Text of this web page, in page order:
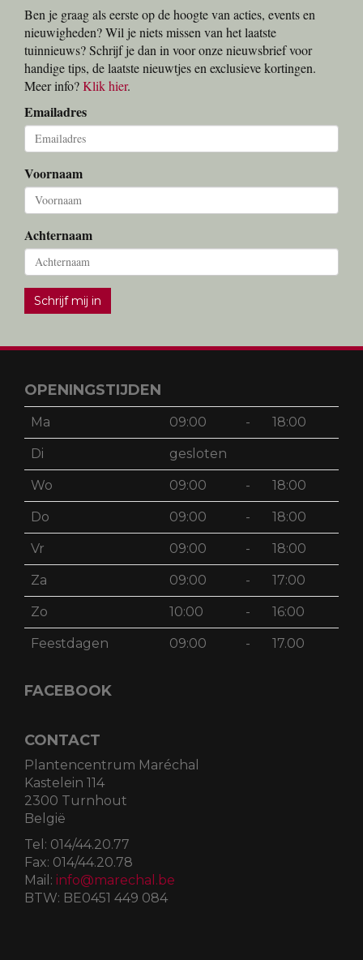
Ben je graag als eerste op de hoogte van acties, events en
nieuwigheden? Wil je niets missen van het laatste
tuinnieuws? Schrijf je dan in voor onze nieuwsbrief voor
handige tips, de laatste nieuwtjes en exclusieve kortingen.
Meer info?Klik hier.
Emailadres
Voornaam
Achternaam
Schrijf mij in
OPENINGSTIJDEN
Ma 09:00 - 18:00
Di gesloten
Wo 09:00 - 18:00
Do 09:00 - 18:00
Vr 09:00 - 18:00
Za 09:00 - 17:00
Zo 10:00 - 16:00
Feestdagen 09:00 - 17.00
FACEBOOK
CONTACT
Plantencentrum Maréchal
Kastelein 114
2300 Turnhout
België
Tel: 014/44.20.77
Fax: 014/44.20.78
Mail: info@marechal.be
BTW: BE0451 449 084